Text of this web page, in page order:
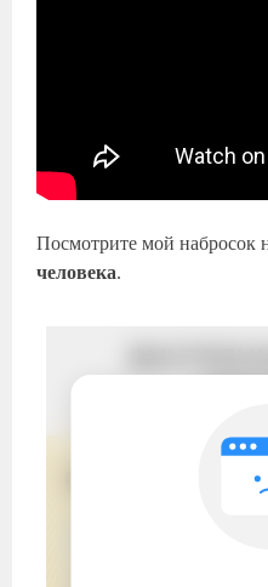
Посмотрите мой набросок
человека.